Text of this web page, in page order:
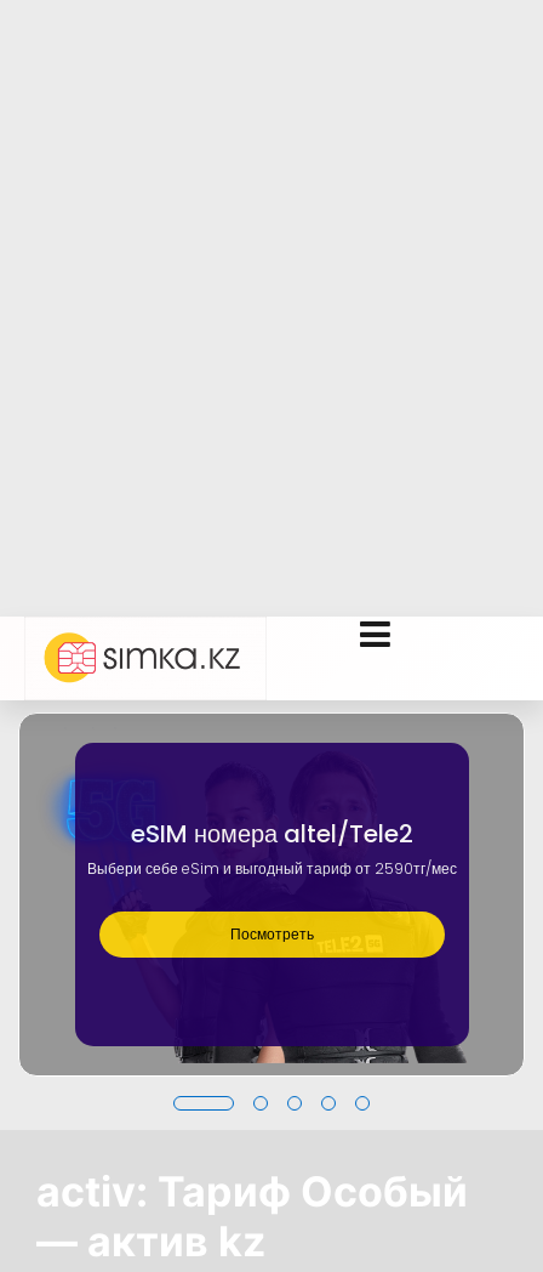
eSIM номера altel/Tele2
Выбери себе eSim и выгодный тариф от 2590тг/мес
Посмотреть
activ: Тариф Особый
— актив kz